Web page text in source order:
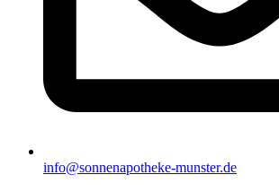
info@sonnenapotheke-munster.de